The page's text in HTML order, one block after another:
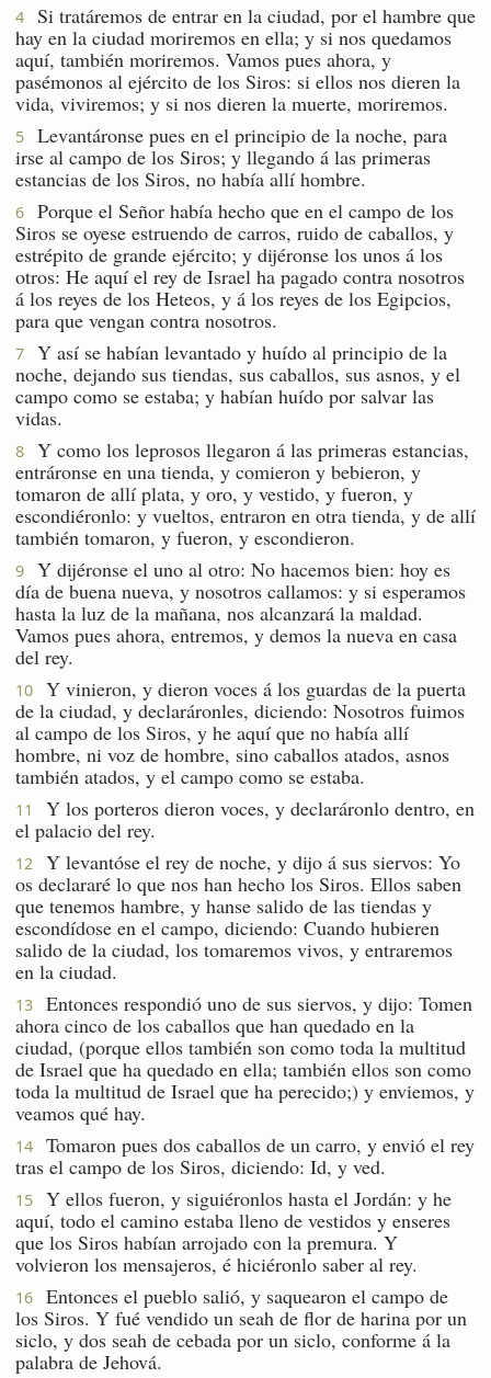
4
Si tratáremos de entrar en la ciudad, por el hambre que
hay en la ciudad moriremos en ella; y si nos quedamos
aquí, también moriremos. Vamos pues ahora, y
pasémonos al ejército de los Siros: si ellos nos dieren la
vida, viviremos; y si nos dieren la muerte, moriremos.
5
Levantáronse pues en el principio de la noche, para
irse al campo de los Siros; y llegando á las primeras
estancias de los Siros, no había allí hombre.
6
Porque el Señor había hecho que en el campo de los
Siros se oyese estruendo de carros, ruido de caballos, y
estrépito de grande ejército; y dijéronse los unos á los
otros: He aquí el rey de Israel ha pagado contra nosotros
á los reyes de los Heteos, y á los reyes de los Egipcios,
para que vengan contra nosotros.
7
Y así se habían levantado y huído al principio de la
noche, dejando sus tiendas, sus caballos, sus asnos, y el
campo como se estaba; y habían huído por salvar las
vidas.
8
Y como los leprosos llegaron á las primeras estancias,
entráronse en una tienda, y comieron y bebieron, y
tomaron de allí plata, y oro, y vestido, y fueron, y
escondiéronlo: y vueltos, entraron en otra tienda, y de allí
también tomaron, y fueron, y escondieron.
9
Y dijéronse el uno al otro: No hacemos bien: hoy es
día de buena nueva, y nosotros callamos: y si esperamos
hasta la luz de la mañana, nos alcanzará la maldad.
Vamos pues ahora, entremos, y demos la nueva en casa
del rey.
10
Y vinieron, y dieron voces á los guardas de la puerta
de la ciudad, y declaráronles, diciendo: Nosotros fuimos
al campo de los Siros, y he aquí que no había allí
hombre, ni voz de hombre, sino caballos atados, asnos
también atados, y el campo como se estaba.
11
Y los porteros dieron voces, y declaráronlo dentro, en
el palacio del rey.
12
Y levantóse el rey de noche, y dijo á sus siervos: Yo
os declararé lo que nos han hecho los Siros. Ellos saben
que tenemos hambre, y hanse salido de las tiendas y
escondídose en el campo, diciendo: Cuando hubieren
salido de la ciudad, los tomaremos vivos, y entraremos
en la ciudad.
13
Entonces respondió uno de sus siervos, y dijo: Tomen
ahora cinco de los caballos que han quedado en la
ciudad, (porque ellos también son como toda la multitud
de Israel que ha quedado en ella; también ellos son como
toda la multitud de Israel que ha perecido;) y enviemos, y
veamos qué hay.
14
Tomaron pues dos caballos de un carro, y envió el rey
tras el campo de los Siros, diciendo: Id, y ved.
15
Y ellos fueron, y siguiéronlos hasta el Jordán: y he
aquí, todo el camino estaba lleno de vestidos y enseres
que los Siros habían arrojado con la premura. Y
volvieron los mensajeros, é hiciéronlo saber al rey.
16
Entonces el pueblo salió, y saquearon el campo de
los Siros. Y fué vendido un seah de flor de harina por un
siclo, y dos seah de cebada por un siclo, conforme á la
palabra de Jehová.